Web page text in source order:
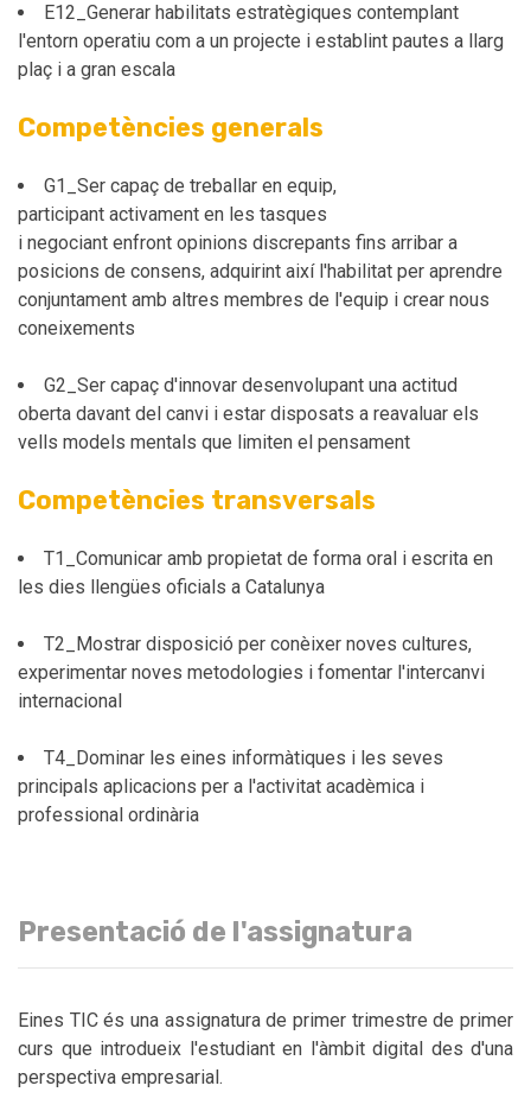
E12_Generar habilitats estratègiques contemplant
l'entorn operatiu com a un projecte i establint pautes a llarg
plaç i a gran escala
Competències generals
G1_Ser capaç de treballar en equip,
participant activament en les tasques
i negociant enfront opinions discrepants fins arribar a
posicions de consens, adquirint així l'habilitat per aprendre
conjuntament amb altres membres de l'equip i crear nous
coneixements
G2_Ser capaç d'innovar desenvolupant una actitud
oberta davant del canvi i estar disposats a reavaluar els
vells models mentals que limiten el pensament
Competències transversals
T1_Comunicar amb propietat de forma oral i escrita en
les dies llengües oficials a Catalunya
T2_Mostrar disposició per conèixer noves cultures,
experimentar noves metodologies i fomentar l'intercanvi
internacional
T4_Dominar les eines informàtiques i les seves
principals aplicacions per a l'activitat acadèmica i
professional ordinària
Presentació de l'assignatura
Eines TIC és una assignatura de primer trimestre de primer
curs que introdueix l'estudiant en l'àmbit digital des d'una
perspectiva empresarial.